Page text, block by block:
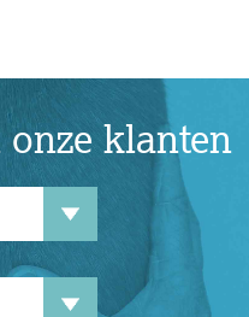
klanten